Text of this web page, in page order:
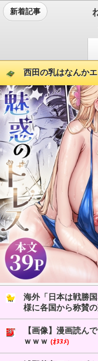
新着記事
西田の乳はなんか
海外「日本は戦勝
様に各国から称賛
【画像】漫画読ん
ｗｗｗ (ｵﾇﾇﾒ)